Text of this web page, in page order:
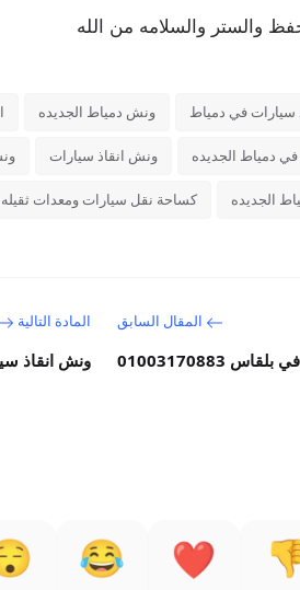
والستر والسلامه من الله
في دمياط ونش دمياط الجديده
دمياط الجديده ونش انقاذ سيارات
الجديده كساحة نقل سيارات ومعدات
المقال السابق
01003170883
المادة التالية
ونش انقاذ سيارات